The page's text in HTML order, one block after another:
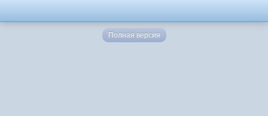
Полная версия